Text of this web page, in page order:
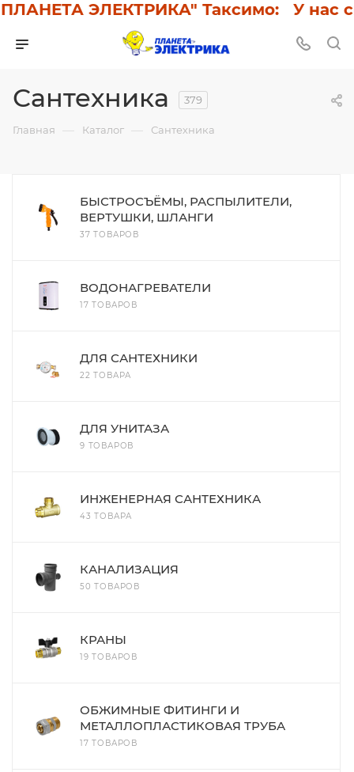
ЭЛЕКТРИКА" Таксимо: У нас
Сантехника 379
Главная — Каталог — Сантехника
БЫСТРОСЪЁМЫ, РАСПЫЛИТЕЛИ,
ВЕРТУШКИ, ШЛАНГИ
37 ТОВАРОВ
ВОДОНАГРЕВАТЕЛИ
17 ТОВАРОВ
ДЛЯ САНТЕХНИКИ
22 ТОВАРА
ДЛЯ УНИТАЗА
9 ТОВАРОВ
ИНЖЕНЕРНАЯ САНТЕХНИКА
43 ТОВАРА
КАНАЛИЗАЦИЯ
50 ТОВАРОВ
КРАНЫ
19 ТОВАРОВ
ОБЖИМНЫЕ ФИТИНГИ И
МЕТАЛЛОПЛАСТИКОВАЯ ТРУБА
17 ТОВАРОВ